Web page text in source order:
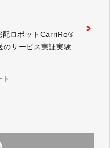
配ロボットCarriRo®
サービス実証実験成
ト